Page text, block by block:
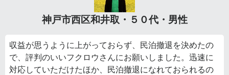
神戸市西区和井取・５０代・男性
収益が思うように上がっておらず、民泊撤退を決めたの
で、評判のいいフクロウさんにお願いしました。迅速に
対応していただけたほか、民泊撤退になれておられるの